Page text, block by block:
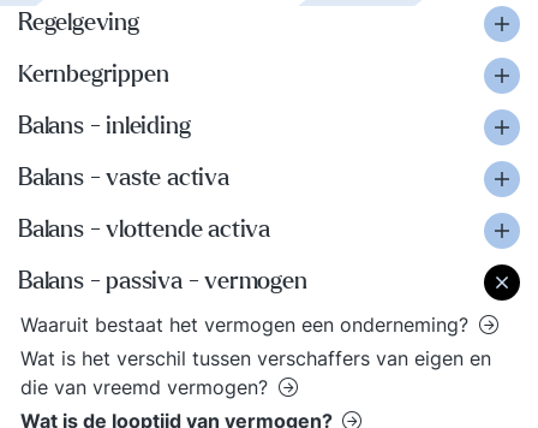
Regelgeving
Kernbegrippen
Balans - inleiding
Balans - vaste activa
Balans - vlottende activa
Balans - passiva - vermogen
Waaruit bestaat het vermogen een onderneming?
Wat is het verschil tussen verschaffers van eigen en
die van vreemd vermogen?
Wat is de looptijd van vermogen?